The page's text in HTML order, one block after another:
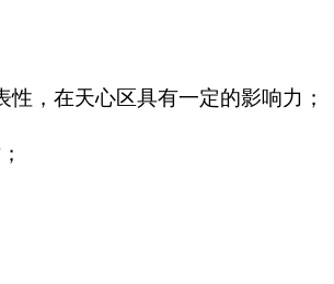
，在天心区具有一定的影响力；